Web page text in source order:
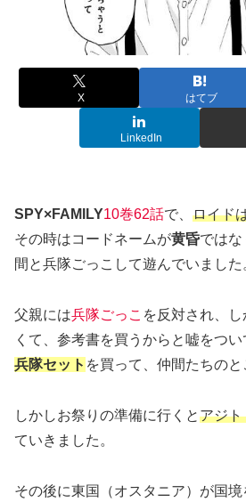
X はてブ
LinkedIn
SPY×FAMILY10巻62話で、 ロイド
その時はコードネームが黄昏ではな
間と兵隊ごっこして遊んでいました
父親には兵隊ごっこ を反対され、
くて、参考書を買うからと嘘をつ
兵隊セット を買って、仲間たちのと
しかしお祭りの準備に行くとアジト
ていきました。
その後に東国（オスタニア）が国